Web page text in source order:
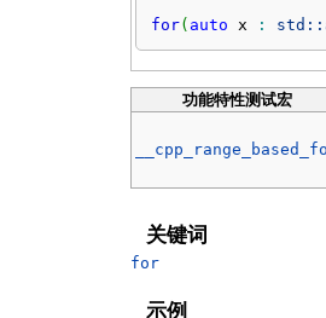
for( auto x : std::
功能特性测试宏
关键词
for
示例